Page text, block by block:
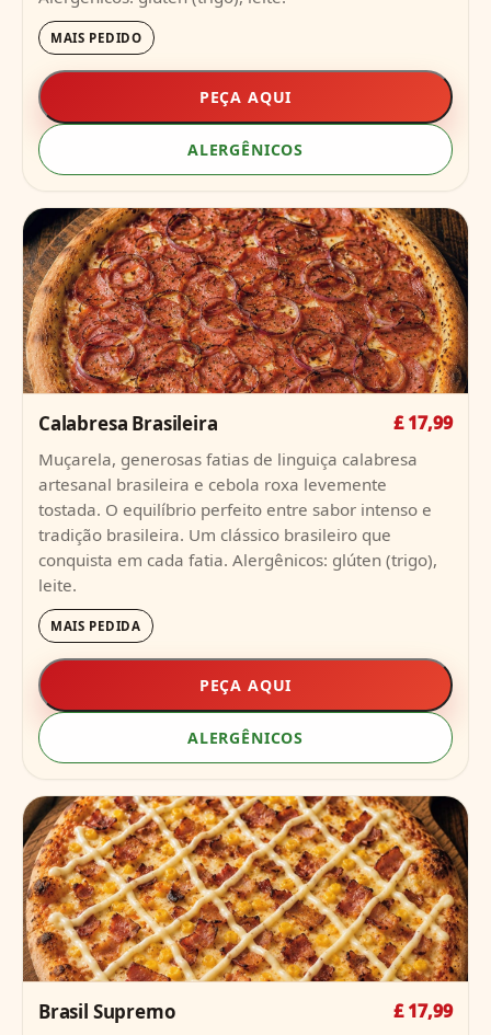
MAIS PEDIDO
PEÇA AQUI
ALERGÊNICOS
Calabresa Brasileira £ 17,99
Muçarela, generosas fatias de linguiça calabresa
artesanal brasileira e cebola roxa levemente
tostada. O equilíbrio perfeito entre sabor intenso e
tradição brasileira. Um clássico brasileiro que
conquista em cada fatia. Alergênicos: glúten (trigo),
leite.
MAIS PEDIDA
PEÇA AQUI
ALERGÊNICOS
Brasil Supremo £ 17,99